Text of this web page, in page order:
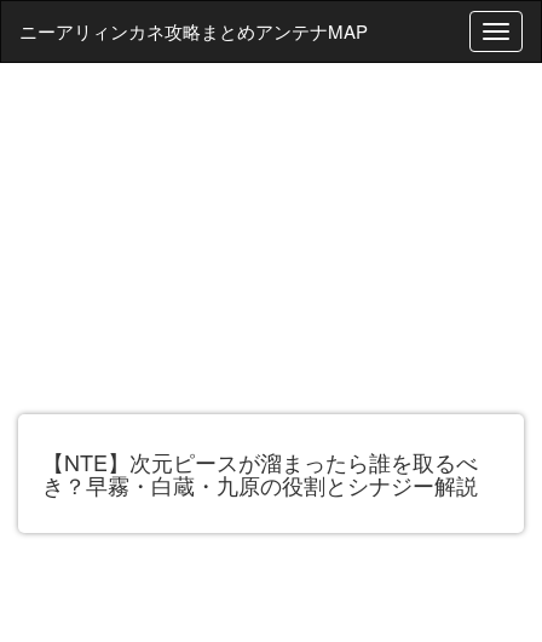
T
o
ニーアリィンカネ攻略まとめアンテナMAP
【NTE】次元ピースが溜まったら誰を取るべ
き？早霧・白蔵・九原の役割とシナジー解説